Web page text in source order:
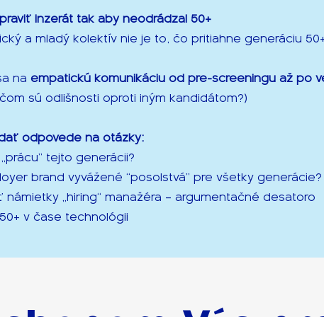
inzerát tak aby neodrádzal 50+
a mladý kolektív nie je to, čo pritiahne generáciu
na empatickú komunikáciu od pre-screeningu až po
sú odlišnosti oproti iným kandidátom?)
odpovede na otázky:
tejto generácii?
brand vyvážené “posolstvá” pre všetky generácie?
námietky „hiring“ manažéra – argumentačné desatoro
v čase technológii